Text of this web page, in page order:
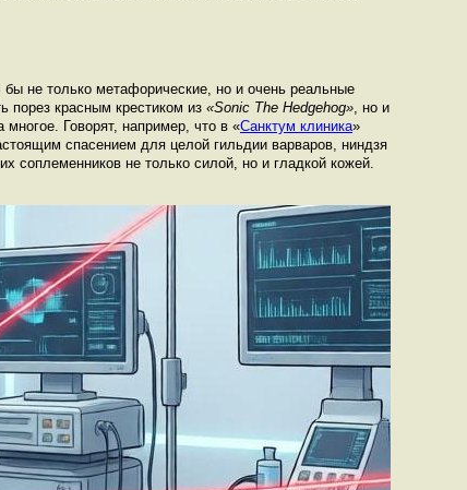
не только метафорические, но и очень реальные
красным крестиком из «Sonic The Hedgehog», но и
Говорят, например, что в «Санктум клиника»
спасением для целой гильдии варваров, ниндзя
соплеменников не только силой, но и гладкой кожей.